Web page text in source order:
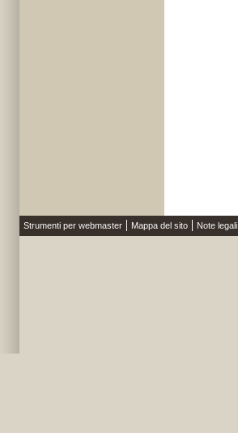
Strumenti per webmaster Mappa del sito Note legali